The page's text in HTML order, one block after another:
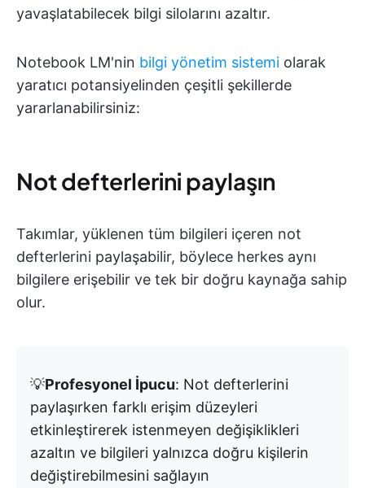
yavaşlatabilecek bilgi silolarını azaltır.
Notebook LM'nin bilgi yönetim sistemi olarak
yaratıcı potansiyelinden çeşitli şekillerde
yararlanabilirsiniz:
Not defterlerini paylaşın
Takımlar, yüklenen tüm bilgileri içeren not
defterlerini paylaşabilir, böylece herkes aynı
bilgilere erişebilir ve tek bir doğru kaynağa sahip
olur.
💡Profesyonel İpucu: Not defterlerini
paylaşırken farklı erişim düzeyleri
etkinleştirerek istenmeyen değişiklikleri
azaltın ve bilgileri yalnızca doğru kişilerin
değiştirebilmesini sağlayın